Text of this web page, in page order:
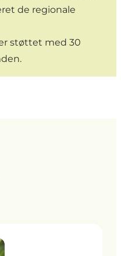
de regionale
støttet med 30